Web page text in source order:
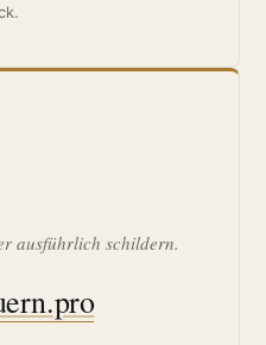
ausführlich schildern.